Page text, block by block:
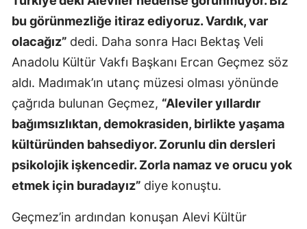
bu görünmezliğe itiraz ediyoruz. Vardık, var
olacağız” dedi. Daha sonra Hacı Bektaş Veli
Anadolu Kültür Vakfı Başkanı Ercan Geçmez söz
aldı. Madımak’ın utanç müzesi olması yönünde
çağrıda bulunan Geçmez, “Aleviler yıllardır
bağımsızlıktan, demokrasiden, birlikte yaşama
kültüründen bahsediyor. Zorunlu din dersleri
psikolojik işkencedir. Zorla namaz ve orucu yok
etmek için buradayız” diye konuştu.
Geçmez’in ardından konuşan Alevi Kültür